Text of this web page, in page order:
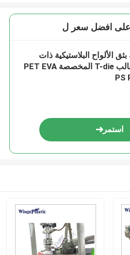
افضل سعر ل
بثق الألواح البلاستيكية ذات
القالب T-die المخصصة PET EVA
PS
استمر